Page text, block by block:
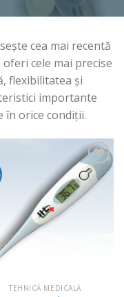
cea mai recentă
cele mai precise
flexibilitatea și
importante
în orice condiții.
Adauga
in
Wishlist
TEHNICĂ MEDICALĂ